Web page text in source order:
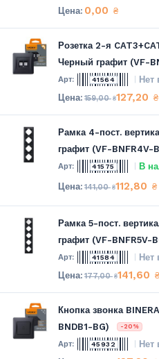
0,00 ₴
Розетка 2-я
Черный графит (VF-
41564 Нет
159,00₴127,20 ₴
Рамка 4-пост.
графит (VF-BNFR4V-
41575 В
141,00₴112,80 ₴
Рамка 5-пост.
графит (VF-BNFR5V-
41584 Нет
177,00₴141,60 ₴
Кнопка звонка
BNDB1-BG)
-20%
45932 Нет